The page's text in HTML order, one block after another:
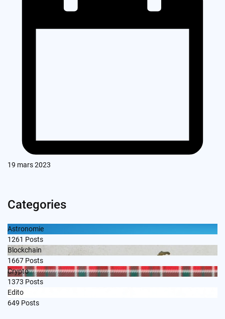
19 mars 2023
Categories
Astronomie
1261 Posts
Blockchain
1667 Posts
Crypto
1373 Posts
Edito
649 Posts